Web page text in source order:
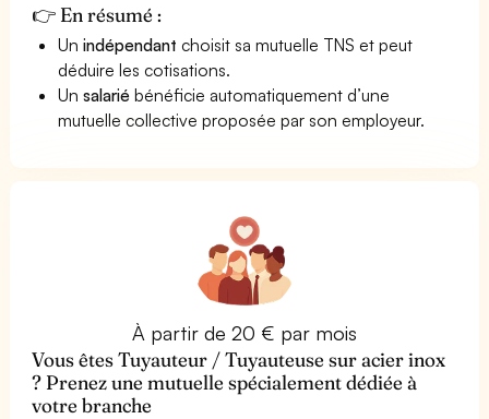
👉 En résumé :
Unindépendant choisit sa mutuelle TNS et peut
déduire les cotisations.
Unsalarié bénéficie automatiquement d’une
mutuelle collective proposée par son employeur.
À partir de 20 € par mois
Vous êtes Tuyauteur / Tuyauteuse sur acier inox
? Prenez une mutuelle spécialement dédiée à
votre branche